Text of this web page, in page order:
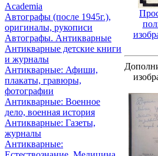
Academia
Автографы (после 1945г.),
оригиналы, рукописи
Автографы. Антикварные
Антикварные детские книги
и журналы
Антикварные: Афиши,
плакаты, гравюры,
фотографии
Антикварные: Военное
дело, военная история
Антикварные: Газеты,
журналы
Антикварные: